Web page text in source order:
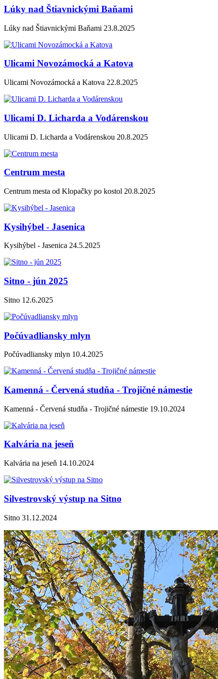
Lúky nad Štiavnickými Baňami
Lúky nad Štiavnickými Baňami 23.8.2025
Ulicami Novozámocká a Katova
Ulicami Novozámocká a Katova 22.8.2025
Ulicami D. Licharda a Vodárenskou
Ulicami D. Licharda a Vodárenskou 20.8.2025
Centrum mesta
Centrum mesta od Klopačky po kostol 20.8.2025
Kysihýbel - Jasenica
Kysihýbel - Jasenica 24.5.2025
Sitno - jún 2025
Sitno 12.6.2025
Počúvadliansky mlyn
Počúvadliansky mlyn 10.4.2025
Kamenná - Červená studňa - Trojičné námestie
Kamenná - Červená studňa - Trojičné námestie 19.10.2024
Kalvária na jeseň
Kalvária na jeseň 14.10.2024
Silvestrovský výstup na Sitno
Sitno 31.12.2024